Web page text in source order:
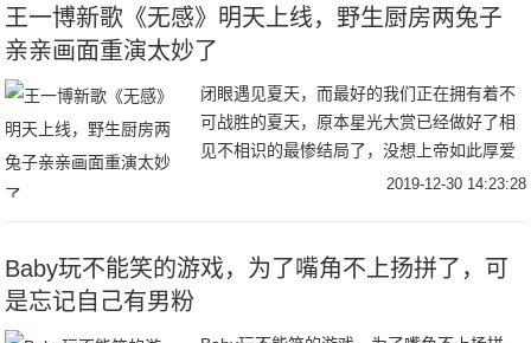
王一博新歌《无感》明天上线，野生厨房两兔子
亲亲画面重演太妙了
闭眼遇见夏天，而最好的我们正在拥有着不
可战胜的夏天，原本星光大赏已经做好了相
见不相识的最惨结局了，没想上帝如此厚爱
我们这些追求真情实感的傻果子，感谢赞赞
2019-12-30 14:23:28
Baby玩不能笑的游戏，为了嘴角不上扬拼了，可
是忘记自己有男粉